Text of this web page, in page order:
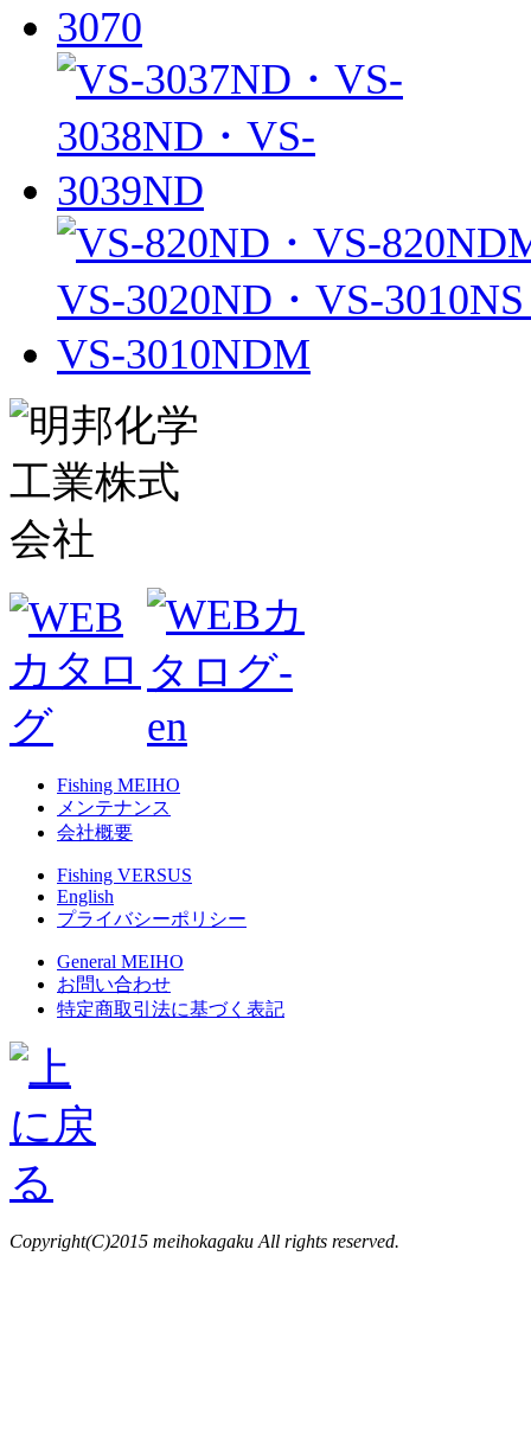
Fishing MEIHO
メンテナンス
会社概要
Fishing VERSUS
English
プライバシーポリシー
General MEIHO
お問い合わせ
特定商取引法に基づく表記
Copyright(C)2015 meihokagaku All rights reserved.